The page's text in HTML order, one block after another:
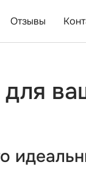
Отзывы